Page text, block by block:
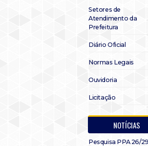
Setores de
Atendimento da
Prefeitura
Diário Oficial
Normas Legais
Ouvidoria
Licitação
NOTÍCIAS
Pesquisa PPA 26/29